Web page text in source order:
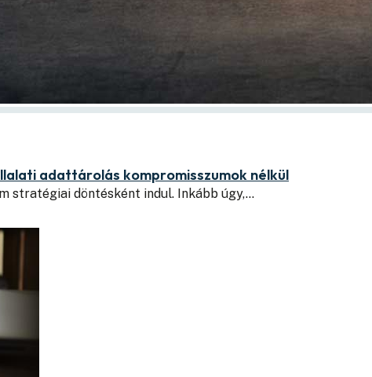
adattárolás kompromisszumok nélkül
stratégiai döntésként indul. Inkább úgy,…